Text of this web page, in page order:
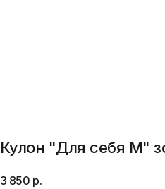
Кулон "Для себя M"
3 850 р.